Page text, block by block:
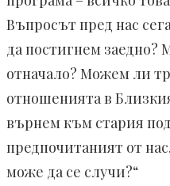
Въпросът пред нас
да постигнем
отначало? Можем ли
отношенията в
върнем към стария
предпочитаният от
може да се случи?“